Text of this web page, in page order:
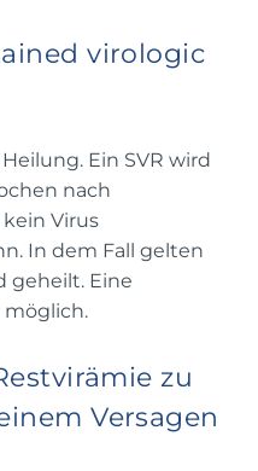
virologic
Ein SVR wird
nach
kein Virus
In dem Fall gelten
geheilt. Eine
zu
Versagen